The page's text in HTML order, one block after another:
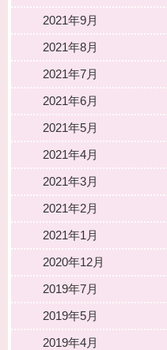
2021年9月
2021年8月
2021年7月
2021年6月
2021年5月
2021年4月
2021年3月
2021年2月
2021年1月
2020年12月
2019年7月
2019年5月
2019年4月